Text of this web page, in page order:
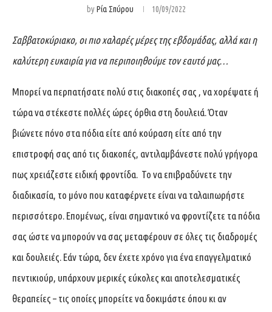
byΡία Σπύρου 10/09/2022
Σαββατοκύριακο, οι πιο χαλαρές μέρες της εβδομάδας, αλλά και η
καλύτερη ευκαιρία για να περιποιηθούμε τον εαυτό μας…
Μπορεί να περπατήσατε πολύ στις διακοπές σας , να χορέψατε ή
τώρα να στέκεστε πολλές ώρες όρθια στη δουλειά. Όταν
βιώνετε πόνο στα πόδια είτε από κούραση είτε από την
επιστροφή σας από τις διακοπές, αντιλαμβάνεστε πολύ γρήγορα
πως χρειάζεστε ειδική φροντίδα. Το να επιβραδύνετε την
διαδικασία, το μόνο που καταφέρνετε είναι να ταλαιπωρήστε
περισσότερο. Επομένως, είναι σημαντικό να φροντίζετε τα πόδια
σας ώστε να μπορούν να σας μεταφέρουν σε όλες τις διαδρομές
και δουλειές. Εάν τώρα, δεν έχετε χρόνο για ένα επαγγελματικό
πεντικιούρ, υπάρχουν μερικές εύκολες και αποτελεσματικές
θεραπείες – τις οποίες μπορείτε να δοκιμάστε όπου κι αν